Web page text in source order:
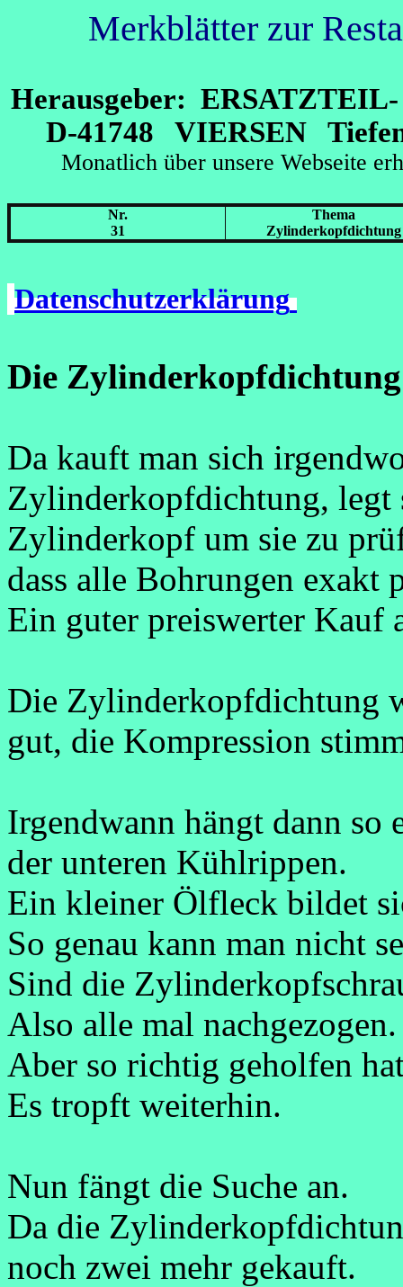
Merkblätter zur
Herausgeber:
D-41748 VIERSEN
Monatlich über unsere
Nr.
31
Thema
Zylinderkopfdichtung
Datenschutzerklärung
Die
Da kauft man sich
Zylinderkopfdichtung, legt
Zylinderkopf um sie zu
dass alle Bohrungen exakt
Ein guter preiswerter Kauf
Die Zylinderkopfdichtung
gut, die Kompression
Irgendwann hängt dann so
der unteren Kühlrippen.
Ein kleiner Ölfleck bildet
So genau kann man nicht
Sind die
Also alle mal nachgezogen.
Aber so richtig geholfen
Es tropft weiterhin.
Nun fängt die Suche an.
Da die
noch zwei mehr gekauft.